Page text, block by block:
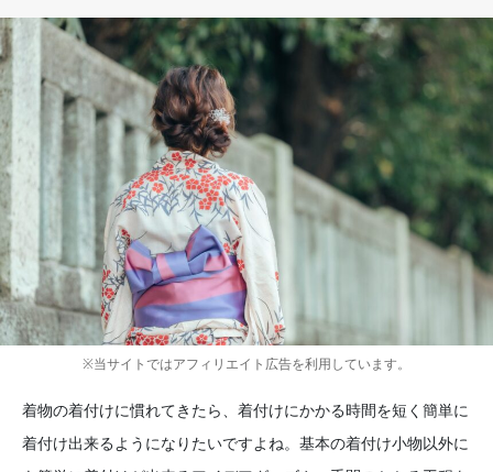
※当サイトではアフィリエイト広告を利用しています。
着物の着付けに慣れてきたら、着付けにかかる時間を短く簡単に
着付け出来るようになりたいですよね。基本の着付け小物以外に